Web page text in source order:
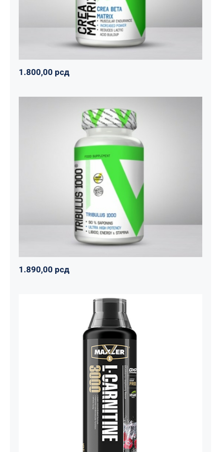
1.800,00 рсд
Tribulus 1000
Svi proizvodi Vitalikum
1.890,00 рсд
1.890,00 рсд
Carnitine Liquid Comfortable Shape
3000 – 500 ml
Mršavko Svi proizvodi
1.800,00рсд